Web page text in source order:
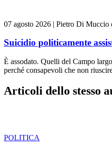
07 agosto 2026 | Pietro Di Muccio
Suicidio politicamente
È assodato. Quelli del Campo
perché consapevoli che non
Articoli dello stesso
POLITICA